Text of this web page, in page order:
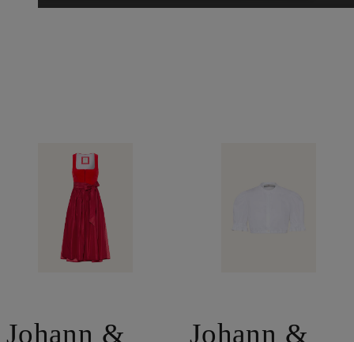
Johann &
Johann &